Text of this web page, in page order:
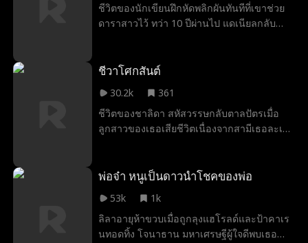
ชีวิตของนักเขียนฝึกหัดพลิกผันทันทีที่เขาช่วย
ดาราสาวไว้ ทว่า 10 ปีผ่านไป แดเนียลกลับ
มาจีบภรรยาเขาอีกครั้ง เขาจึงตระหนักได้ถึง
ติดตามชมกันได้เลยค่ะ
ชีวาโศกสันต์
30.2k
361
ชีวิตของชาลิดา สหัสวรรษกลับตาลปัตรเมื่อ
ลูกสาวของเธอเสียชีวิตเนื่องจากสามีเธอละเลย
เชื่อเธออีกแถมคิดว่าเธอซ่อนลูกสาวเอาไว้จาก
พ่อจ๋า หนูเป็นดาวนำโชคของพ่อ
53k
1k
ลิลาอายุห้าขวบเมื่อถูกลุงแฮโรลด์และป้าคาเร
นทอดทิ้ง โจนาธาน มหาเศรษฐีผู้ใจดีพบเธอ